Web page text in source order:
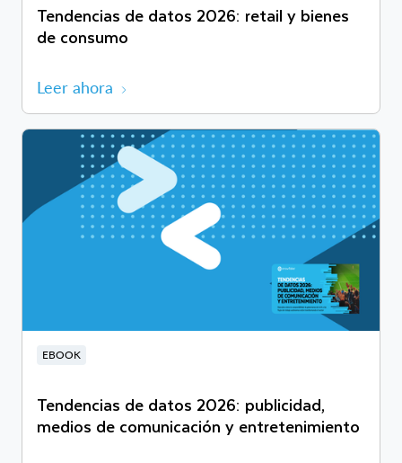
Tendencias de datos 2026: retail y bienes
de consumo
Leer ahora
EBOOK
Tendencias de datos 2026: publicidad,
medios de comunicación y entretenimiento